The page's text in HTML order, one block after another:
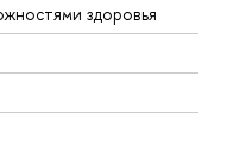
здоровья